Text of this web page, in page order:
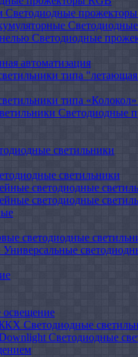
Светодиодные
Светодиодные
автоматизация
Светодиодные
светильники
светильники
светодиодные
светодиодные
светодиодные
Универсальные
Светодиодные
Светодиодные